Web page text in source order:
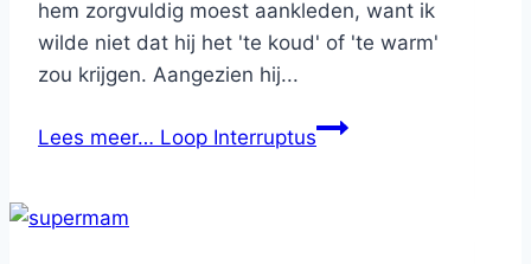
hem zorgvuldig moest aankleden, want ik
wilde niet dat hij het 'te koud' of 'te warm'
zou krijgen. Aangezien hij...
Lees meer… Loop Interruptus